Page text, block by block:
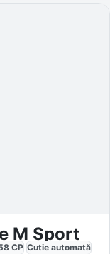
M Sport
CP Cutie automată